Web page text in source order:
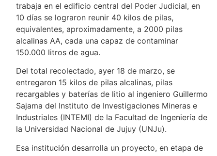
trabaja en el edificio central del Poder Judicial, en
10 días se lograron reunir 40 kilos de pilas,
equivalentes, aproximadamente, a 2000 pilas
alcalinas AA, cada una capaz de contaminar
150.000 litros de agua.
Del total recolectado, ayer 18 de marzo, se
entregaron 15 kilos de pilas alcalinas, pilas
recargables y baterías de litio al ingeniero Guillermo
Sajama del Instituto de Investigaciones Mineras e
Industriales (INTEMI) de la Facultad de Ingeniería de
la Universidad Nacional de Jujuy (UNJu).
Esa institución desarrolla un proyecto, en etapa de